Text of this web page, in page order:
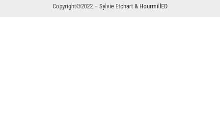
Copyright©2022 – Sylvie Etchart & HourmillED